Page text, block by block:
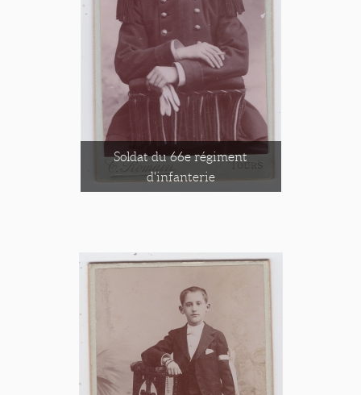
Soldat du 66e régiment
d'infanterie